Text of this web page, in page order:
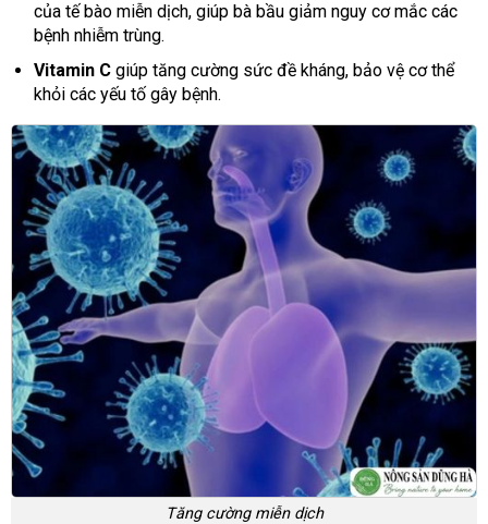
của tế bào miễn dịch, giúp bà bầu giảm nguy cơ mắc các
bệnh nhiễm trùng.
Vitamin Cgiúp tăng cường sức đề kháng, bảo vệ cơ thể
khỏi các yếu tố gây bệnh.
Tăng cường miễn dịch